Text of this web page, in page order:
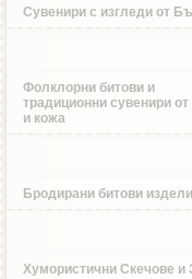
Сувенири с изгледи от
Фолклорни битови и
традиционни сувенири
и кожа
Бродирани битови
Хумористични Скечове и